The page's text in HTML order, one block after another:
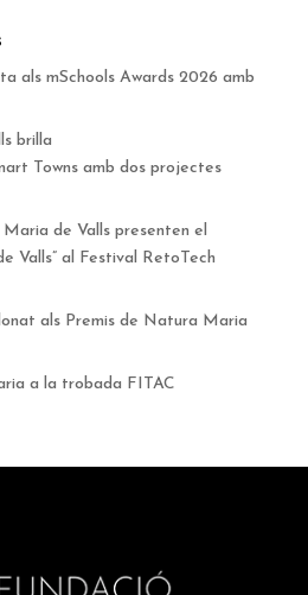
als mSchools Awards 2026 amb
brilla
Towns amb dos projectes
de Valls presenten el
Valls” al Festival RetoTech
als Premis de Natura Maria
a la trobada FITAC